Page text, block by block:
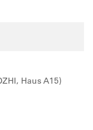
Haus A15)